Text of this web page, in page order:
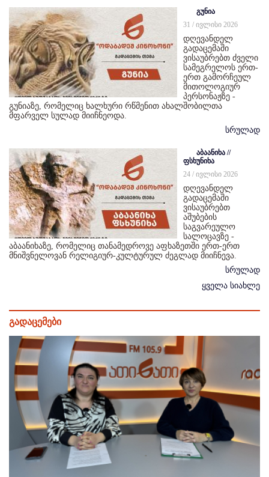
გუნია
31 / ივლისი 2026
დღევანდელ
გადაცემაში
ვისაუბრებთ ძველი
სამეგრელოს ერთ-
ერთ გამორჩეულ
მითოლოგიურ
პერსონაჟზე -
გუნიაზე, რომელიც ხალხური რწმენით ახალშობილთა
მფარველ სულად მიიჩნეოდა.
სრულად
აბაანიხა //
ფსხუნიხა
24 / ივლისი 2026
დღევანდელ
გადაცემაში
ვისაუბრებთ
აშუბების
საგვარეულო
სალოცავზე -
აბაანიხაზე, რომელიც თანამედროვე აფხაზეთში ერთ-ერთ
მნიშვნელოვან რელიგიურ-კულტურულ ძეგლად მიიჩნევა.
სრულად
ყველა სიახლე
გადაცემები